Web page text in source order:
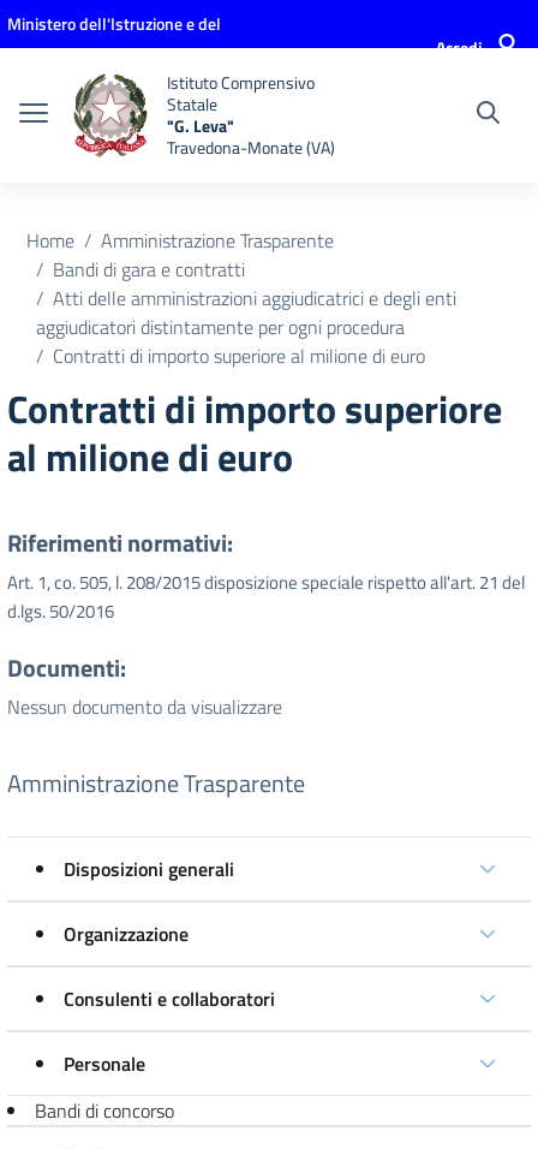
Vai ai contenuti
Vai al menu di navigazione
Vai al footer
Ministero dell'Istruzione e del
Accedi
Istituto Comprensivo
Statale
"G. Leva"
Travedona-Monate (VA)
Home
Amministrazione Trasparente
Bandi di gara e contratti
Atti delle amministrazioni aggiudicatrici e degli enti
aggiudicatori distintamente per ogni procedura
Contratti di importo superiore al milione di euro
Contratti di importo superiore
al milione di euro
Riferimenti normativi:
Art. 1, co. 505, l. 208/2015 disposizione speciale rispetto all'art. 21 del
d.lgs. 50/2016
Documenti:
Nessun documento da visualizzare
Amministrazione Trasparente
Disposizioni generali
Organizzazione
Consulenti e collaboratori
Personale
Bandi di concorso